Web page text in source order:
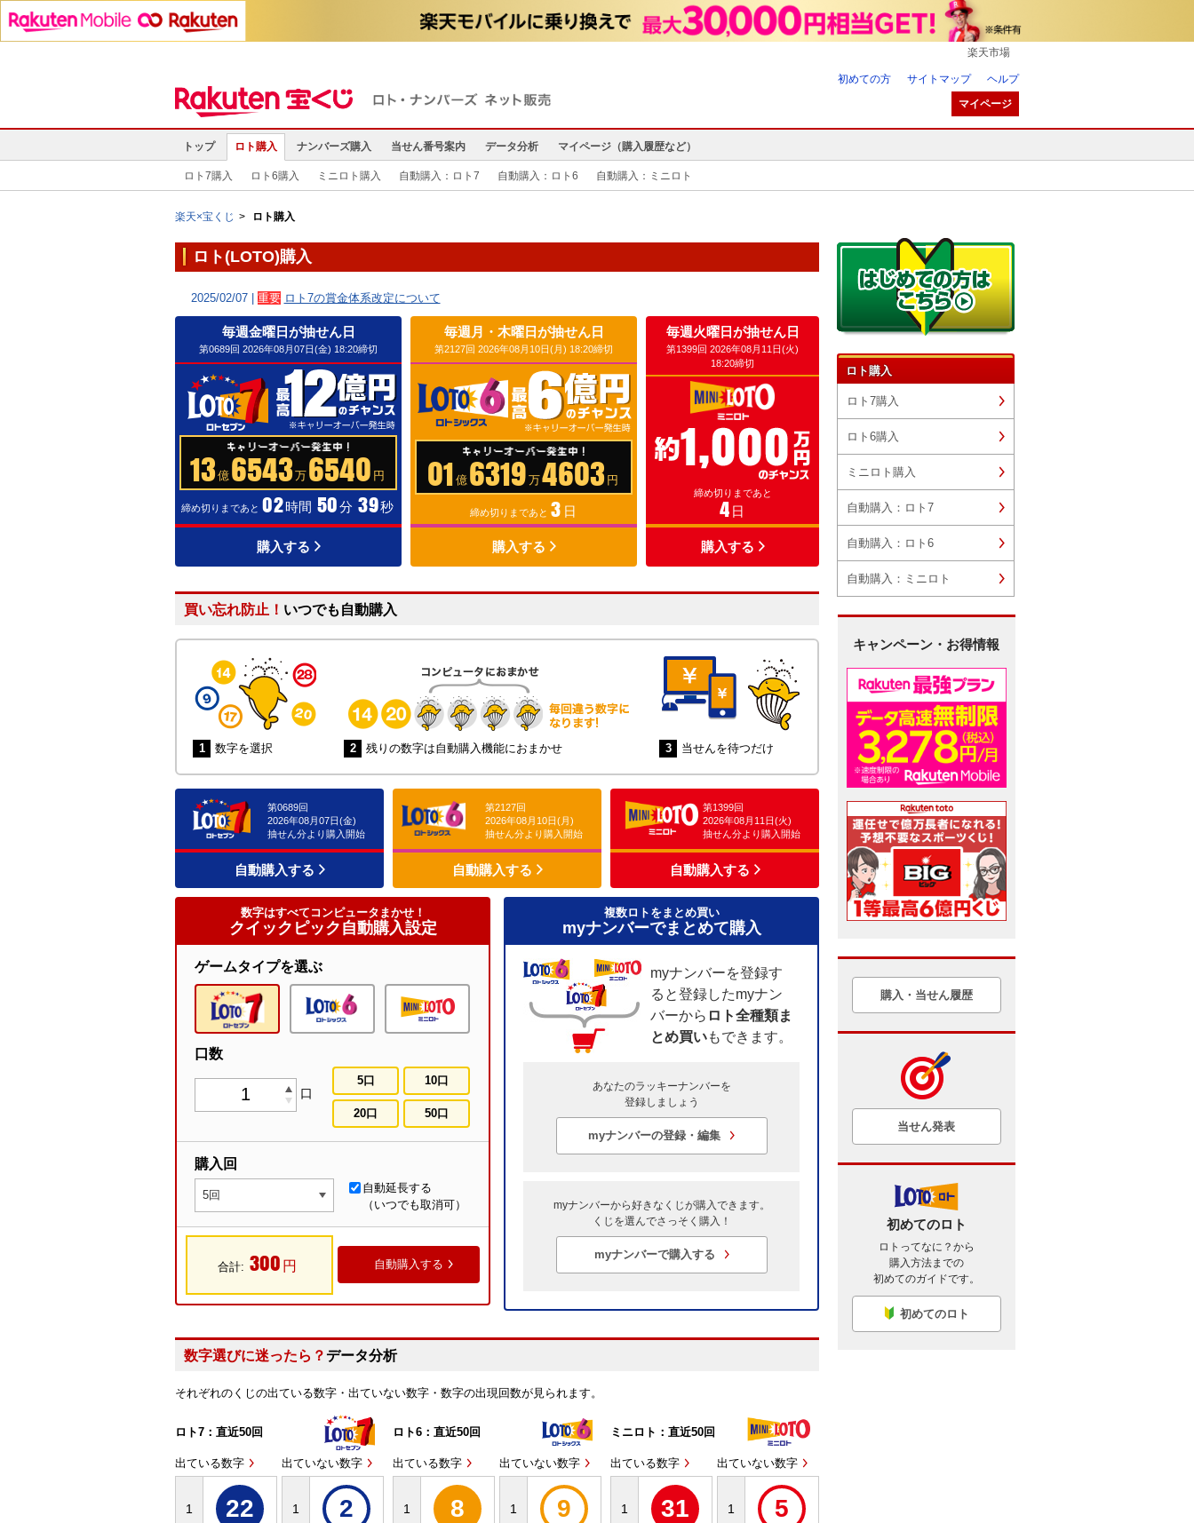
楽天市場
初めての方 サイトマップ ヘルプ
マイページ
トップ ロト購入 ナンバーズ購入 当せん番号案内 データ分析 マイページ（購入履歴など）
ロト7購入 ロト6購入 ミニロト購入 自動購入：ロト7 自動購入：ロト6 自動購入：ミニロト
楽天×宝くじ ロト購入
ロト(LOTO)購入
2025/02/07 | 重要 ロト7の賞金体系改定について
毎週金曜日が抽せん日
第0689回 2026年08月07日(金) 18:20締切
13億6543万6540 円
締め切りまであと 02時間 50分 39秒
購入する
毎週月・木曜日が抽せん日
第2127回 2026年08月10日(月) 18:20締切
01億6319万4603円
締め切りまであと 3 日
購入する
毎週火曜日が抽せん日
第1399回 2026年08月11日(火)
18:20締切
締め切りまであと
4 日
購入する
買い忘れ防止！ いつでも自動購入
1 数字を選択 2 残りの数字は自動購入機能におまかせ 3 当せんを待つだけ
第0689回
2026年08月07日(金)
抽せん分より購入開始
自動購入する
第2127回
2026年08月10日(月)
抽せん分より購入開始
自動購入する
第1399回
2026年08月11日(火)
抽せん分より購入開始
自動購入する
数字はすべてコンピュータまかせ！
クイックピック自動購入設定
ゲームタイプを選ぶ
口数
up
down
5口 10口
20口 50口
購入回
自動延長する
（いつでも取消可）
合計: 300 円
複数ロトをまとめ買い
myナンバーでまとめて購入
myナンバーを登録す
ると登録したmyナン
バーから ロト全種類ま
とめ買いもできます。
あなたのラッキーナンバーを
登録しましょう
myナンバーの登録・編集
myナンバーから好きなくじが購入できます。
くじを選んでさっそく購入！
myナンバーで購入する
数字選びに迷ったら？ データ分析
それぞれのくじの出ている数字・出ていない数字・数字の出現回数が見られます。
ロト7：直近50回
出ている数字
1 22
出ていない数字
1 2
ロト6：直近50回
出ている数字
1 8
出ていない数字
1 9
ミニロト：直近50回
出ている数字
1 31
出ていない数字
1 5
ロト購入
ロト7購入
ロト6購入
ミニロト購入
自動購入：ロト7
自動購入：ロト6
自動購入：ミニロト
キャンペーン・お得情報
購入・当せん履歴
当せん発表
初めてのロト
ロトってなに？から
購入方法までの
初めてのガイドです。
初めてのロト